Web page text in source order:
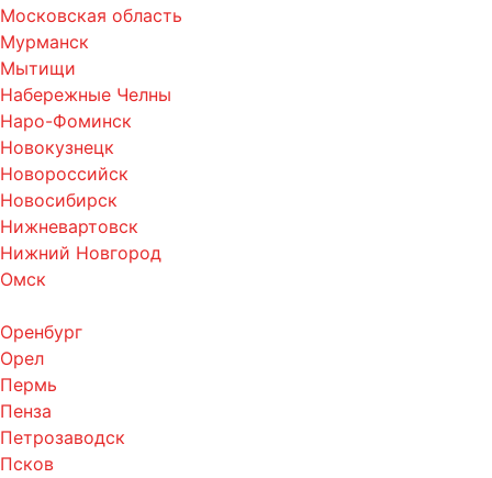
Московская область
Мурманск
Мытищи
Набережные Челны
Наро-Фоминск
Новокузнецк
Новороссийск
Новосибирск
Нижневартовск
Нижний Новгород
Омск
Оренбург
Орел
Пермь
Пенза
Петрозаводск
Псков